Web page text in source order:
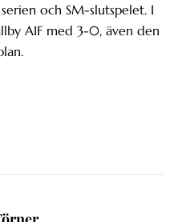
och SM-slutspelet. I
AIF med 3-0, även den